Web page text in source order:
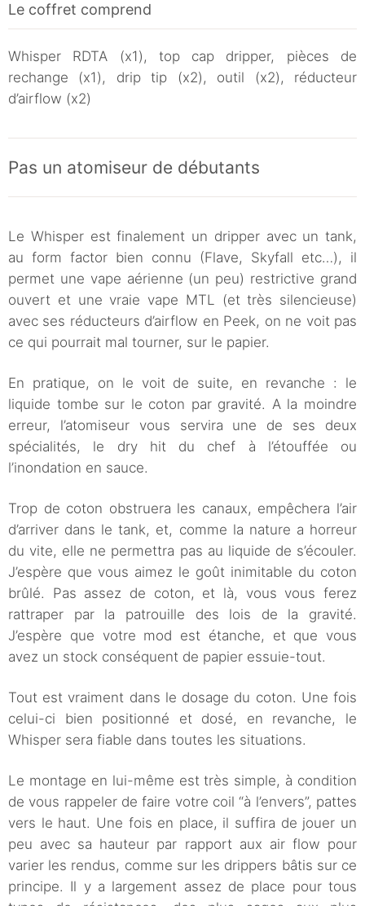
Le coffret comprend
Whisper RDTA (x1), top cap dripper, pièces de
rechange (x1), drip tip (x2), outil (x2), réducteur
d’airflow (x2)
Pas un atomiseur de débutants
Le Whisper est finalement un dripper avec un tank,
au form factor bien connu (Flave, Skyfall etc…), il
permet une vape aérienne (un peu) restrictive grand
ouvert et une vraie vape MTL (et très silencieuse)
avec ses réducteurs d’airflow en Peek, on ne voit pas
ce qui pourrait mal tourner, sur le papier.
En pratique, on le voit de suite, en revanche : le
liquide tombe sur le coton par gravité. A la moindre
erreur, l’atomiseur vous servira une de ses deux
spécialités, le dry hit du chef à l’étouffée ou
l’inondation en sauce.
Trop de coton obstruera les canaux, empêchera l’air
d’arriver dans le tank, et, comme la nature a horreur
du vite, elle ne permettra pas au liquide de s’écouler.
J’espère que vous aimez le goût inimitable du coton
brûlé. Pas assez de coton, et là, vous vous ferez
rattraper par la patrouille des lois de la gravité.
J’espère que votre mod est étanche, et que vous
avez un stock conséquent de papier essuie-tout.
Tout est vraiment dans le dosage du coton. Une fois
celui-ci bien positionné et dosé, en revanche, le
Whisper sera fiable dans toutes les situations.
Le montage en lui-même est très simple, à condition
de vous rappeler de faire votre coil “à l’envers”, pattes
vers le haut. Une fois en place, il suffira de jouer un
peu avec sa hauteur par rapport aux air flow pour
varier les rendus, comme sur les drippers bâtis sur ce
principe. Il y a largement assez de place pour tous